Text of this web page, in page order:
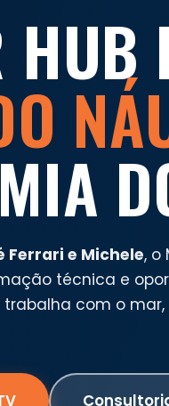
Ferrari e Michele, o
técnica e
com o mar,